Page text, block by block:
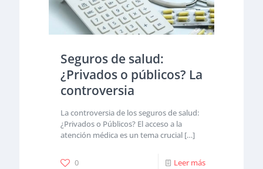
Seguros de salud:
¿Privados o públicos? La
controversia
La controversia de los seguros de salud:
¿Privados o Públicos? El acceso a la
atención médica es un tema crucial […]
0 Leer más